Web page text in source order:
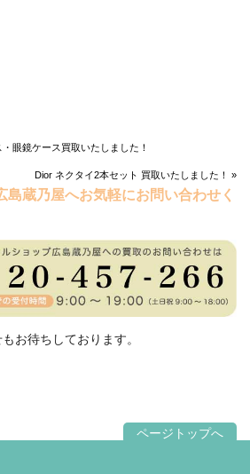
眼鏡ケース買取いたしました！
Dior ネクタイ2本セット 買取いたしました！ »
島蔵乃屋へお気軽にお問い合わせく
お待ちしております。
ページトップへ